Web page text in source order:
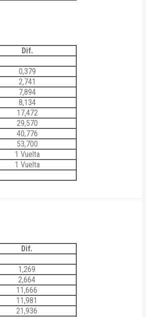
Dif.
0,379
2,741
7,894
8,134
17,472
29,570
40,776
53,700
1 Vuelta
1 Vuelta
Dif.
1,269
2,664
11,666
11,981
21,936